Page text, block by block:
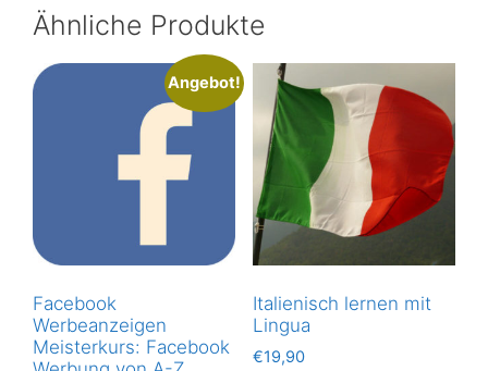
Ähnliche Produkte
Angebot!
Facebook
Werbeanzeigen
Meisterkurs: Facebook
Italienisch lernen mit
Lingua
€19,90